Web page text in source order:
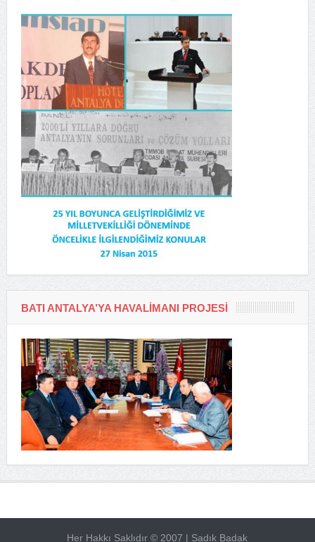
BATI ANTALYA’YA HAVALIMANI PROJESI
Her Hakkı Saklıdır © 2007 | Sadık Badak